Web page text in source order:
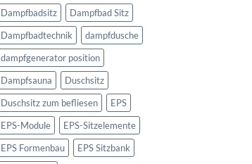
Dampfbadsitz
Dampfbad Sitz
Dampfbadtechnik
dampfdusche
dampfgenerator position
Dampfsauna
Duschsitz
Duschsitz zum befliesen
EPS
EPS-Module
EPS-Sitzelemente
EPS Formenbau
EPS Sitzbank